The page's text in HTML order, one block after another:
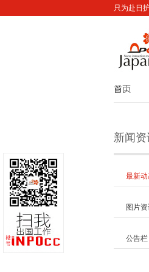
只为赴日
新闻资
最新
图片
公告栏